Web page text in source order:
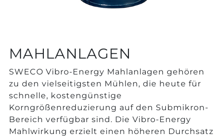
MAHLANLAGEN
SWECO Vibro-Energy Mahlanlagen gehören
zu den vielseitigsten Mühlen, die heute für
schnelle, kostengünstige
Korngrößenreduzierung auf den Submikron-
Bereich verfügbar sind. Die Vibro-Energy
Mahlwirkung erzielt einen höheren Durchsatz